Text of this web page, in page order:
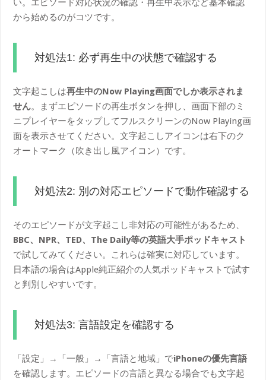
い。エピソード対応状況の確認・再生中表示など基本確認
から始めるのがコツです。
対処法1: 必ず再生中の状態で確認する
文字起こしは再生中のNow Playing画面でしか表示されま
せん。まずエピソードの再生ボタンを押し、画面下部のミ
ニプレイヤーをタップしてフルスクリーンのNow Playing画
面を表示させてください。文字起こしアイコンは右下のク
オートマーク（吹き出し風アイコン）です。
対処法2: 別の対応エピソードで動作確認する
そのエピソードが文字起こし非対応の可能性があるため、
BBC、NPR、TED、The Daily等の英語大手ポッドキャスト
で試してみてください。これらは確実に対応しています。
日本語の場合はApple純正紹介の人気ポッドキャストで試す
と判別しやすいです。
対処法3: 言語設定を確認する
「設定」→「一般」→「言語と地域」でiPhoneの優先言語
を確認します。エピソードの言語と異なる場合でも文字起